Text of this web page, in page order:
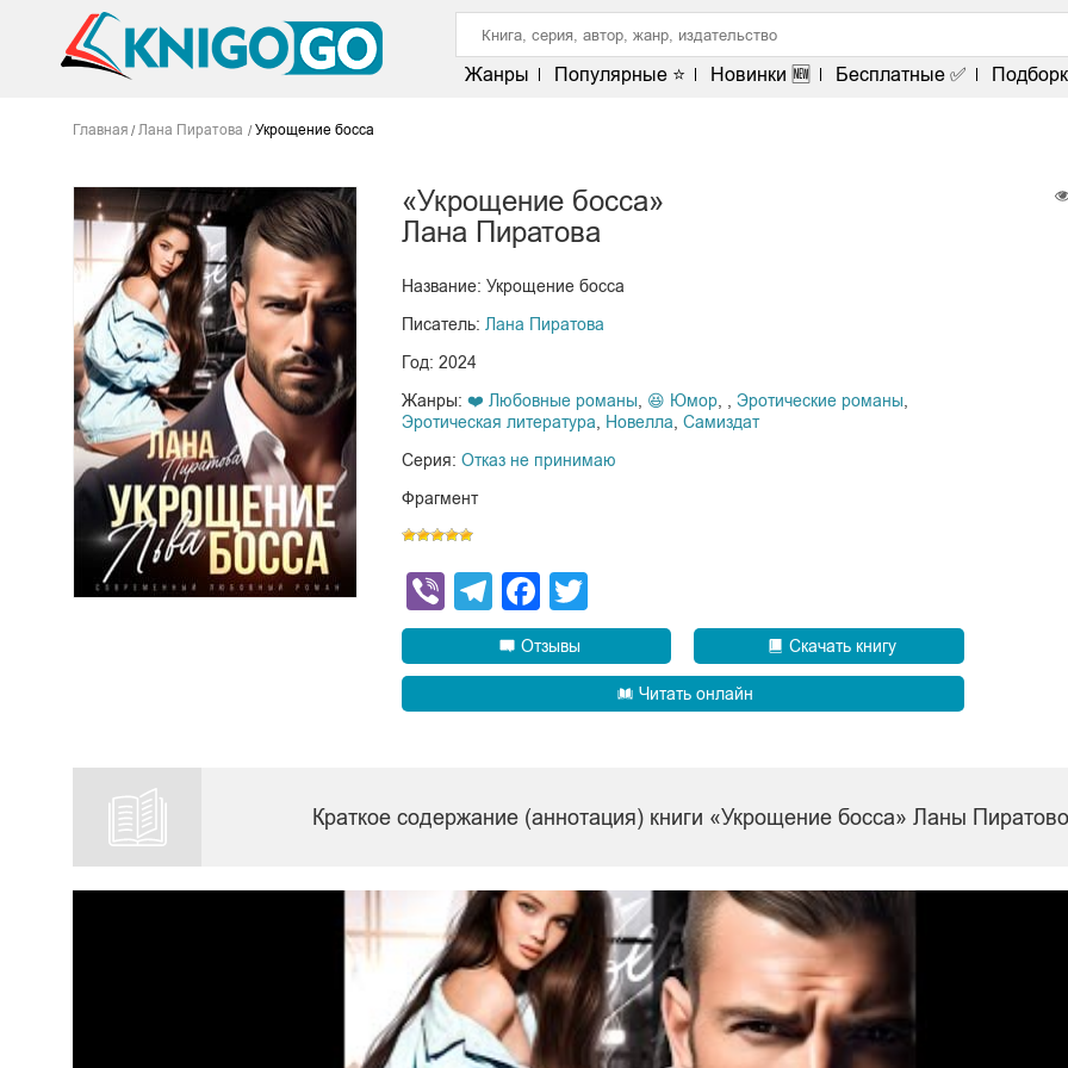
Жанры Популярные ⭐ Новинки 🆕 Бесплатные ✅
Главная Лана Пиратова Укрощение босса
«Укрощение босса»
Лана Пиратова
Название: Укрощение босса
Писатель: Лана Пиратова
Год: 2024
Жанры: ❤️ Любовные романы 😆 Юмор, Эротические романы
Эротическая литература
Новелла Самиздат
Серия: Отказ не принимаю
Фрагмент
ViberTelegram
Facebook
Отзывы Скачать книгу
Читать онлайн
Краткое содержание (аннотация) книги «Укрощение босса» Ланы